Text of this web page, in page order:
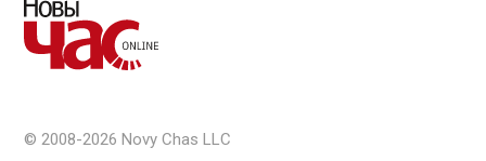
© 2008-2026 Novy Chas LLC